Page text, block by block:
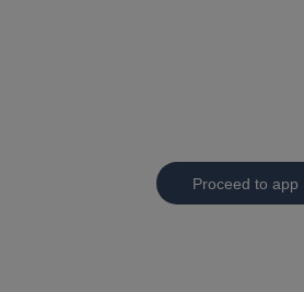
Proceed to app